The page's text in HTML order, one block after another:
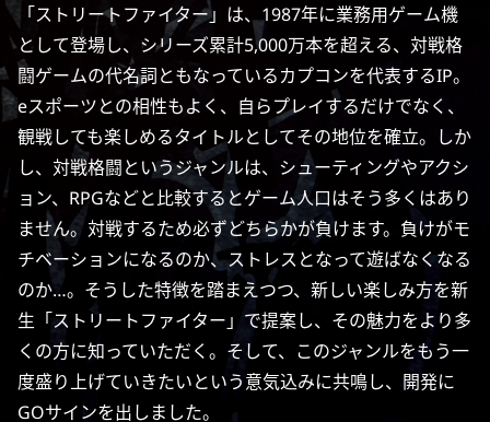
「ストリートファイター」は、1987年に業務用ゲーム機
として登場し、シリーズ累計5,000万本を超える、対戦格
闘ゲームの代名詞ともなっているカプコンを代表するIP。
eスポーツとの相性もよく、自らプレイするだけでなく、
観戦しても楽しめるタイトルとしてその地位を確立。しか
し、対戦格闘というジャンルは、シューティングやアクシ
ョン、RPGなどと比較するとゲーム人口はそう多くはあり
ません。対戦するため必ずどちらかが負けます。負けがモ
チベーションになるのか、ストレスとなって遊ばなくなる
のか…。そうした特徴を踏まえつつ、新しい楽しみ方を新
生「ストリートファイター」で提案し、その魅力をより多
くの方に知っていただく。そして、このジャンルをもう一
度盛り上げていきたいという意気込みに共鳴し、開発に
GOサインを出しました。